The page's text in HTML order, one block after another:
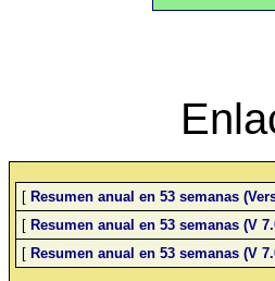
[ Resumen anual en 53 semanas
[ Resumen anual en 53 semanas (V
[ Resumen anual en 53 semanas (V